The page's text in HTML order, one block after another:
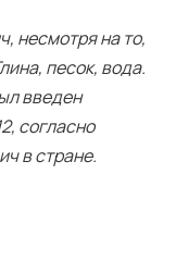
несмотря на то,
песок, вода.
введен
согласно
в стране.